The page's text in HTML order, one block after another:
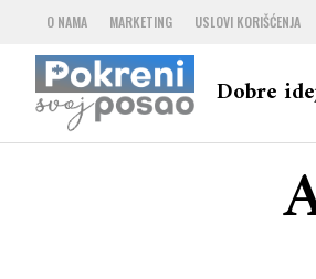
O NAMA MARKETING USLOVI KORIŠĆENJA
Dobre